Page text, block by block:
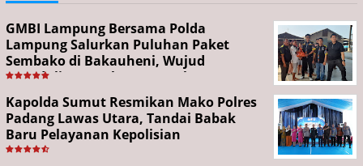
GMBI Lampung Bersama Polda
Lampung Salurkan Puluhan Paket
Sembako di Bakauheni, Wujud
Kepedulian Sambut HUT RI ke-81
Kapolda Sumut Resmikan Mako Polres
Padang Lawas Utara, Tandai Babak
Baru Pelayanan Kepolisian